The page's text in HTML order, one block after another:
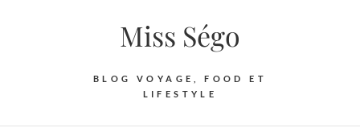
Miss Ségo
BLOG VOYAGE, FOOD ET
LIFESTYLE